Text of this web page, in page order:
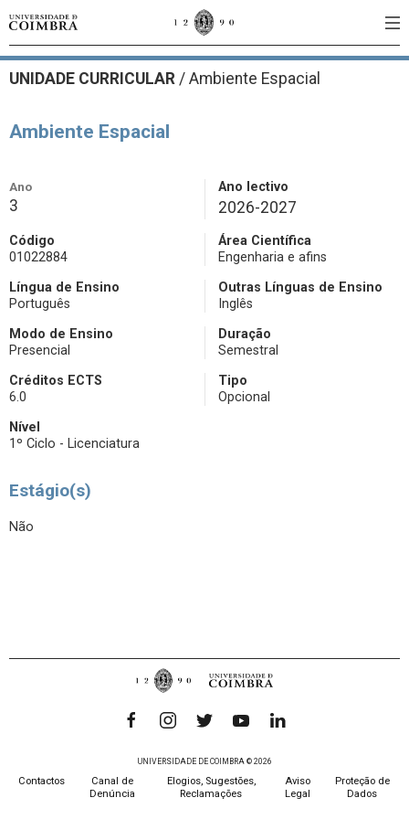
UNIDADE CURRICULAR / Ambiente Espacial
Ambiente Espacial
Ano
3
Ano lectivo
2026-2027
Código
01022884
Área Científica
Engenharia e afins
Língua de Ensino
Português
Outras Línguas de Ensino
Inglês
Modo de Ensino
Presencial
Duração
Semestral
Créditos ECTS
6.0
Tipo
Opcional
Nível
1º Ciclo - Licenciatura
Estágio(s)
Não
UNIVERSIDADE DE COIMBRA © 2026
Contactos
Canal de
Denúncia
Elogios, Sugestões,
Reclamações
Aviso
Legal
Proteção de
Dados